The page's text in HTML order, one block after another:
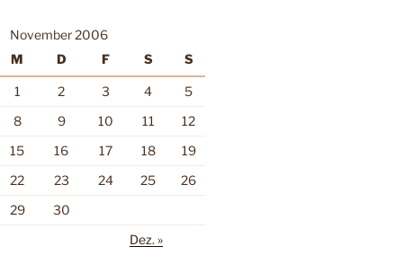
November 2006
M D F S S
1 2 3 4
5
8 9 10 11
12
15 16 17 18
19
22 23 24 25
26
29
30
Dez. »